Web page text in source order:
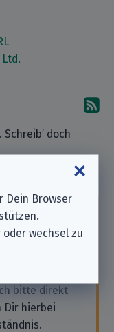
doch
dem hier
bitte direkt
Dir hierbei
Dein Browser
wechsel zu